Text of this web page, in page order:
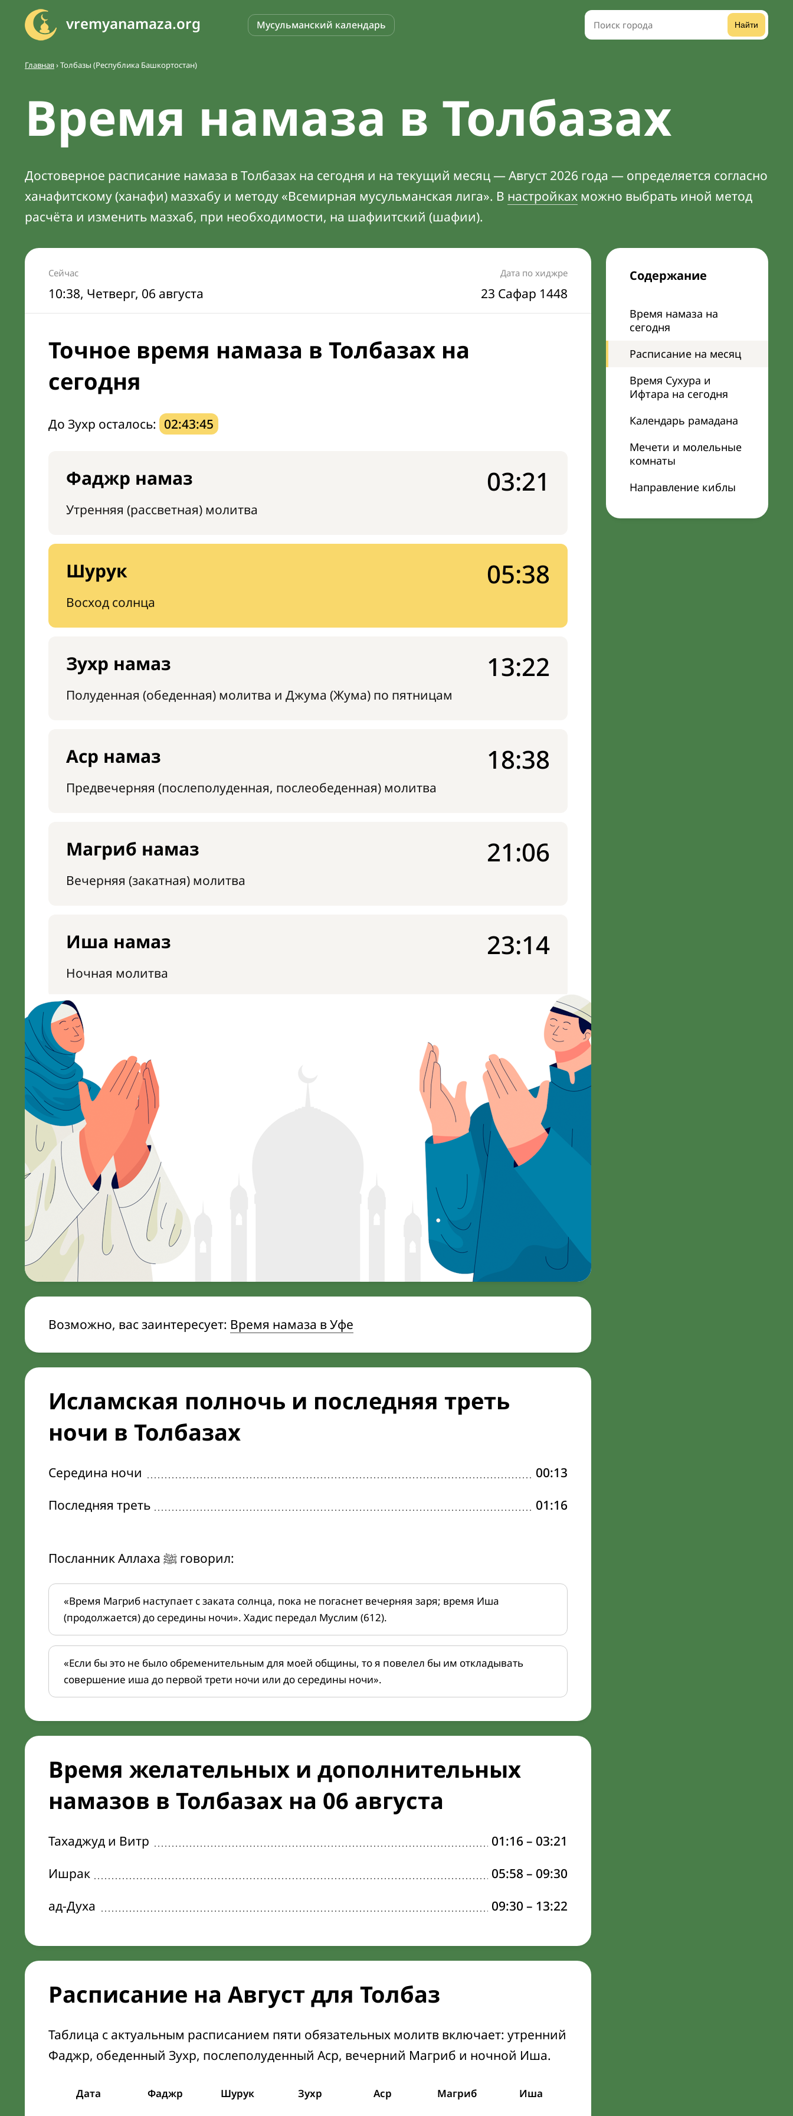
vremyanamaza.org Мусульманский календарь Найти
Главная›Толбазы (Республика Башкортостан)
Время намаза в Толбазах
Достоверное расписание намаза в Толбазах на сегодня и на текущий месяц — Август 2026 года — определяется согласно
ханафитскому (ханафи) мазхабу и методу «Всемирная мусульманская лига». В настройках можно выбрать иной метод
расчёта и изменить мазхаб, при необходимости, на шафиитский (шафии).
Содержание
Время намаза на
сегодня
Расписание на месяц
Время Сухура и
Ифтара на сегодня
Календарь рамадана
Мечети и молельные
комнаты
Направление киблы
Сейчас
10:38, Четверг, 06 августа
Дата по хиджре
23 Сафар 1448
Точное время намаза в Толбазах на
сегодня
До Зухр осталось: 02:43:44
Фаджр намаз
Утренняя (рассветная) молитва
03:21
Шурук
Восход солнца
05:38
Зухр намаз
Полуденная (обеденная) молитва и Джума (Жума) по пятницам
13:22
Аср намаз
Предвечерняя (послеполуденная, послеобеденная) молитва
18:38
Магриб намаз
Вечерняя (закатная) молитва
21:06
Иша намаз
Ночная молитва
23:14
Возможно, вас заинтересует: Время намаза в Уфе
Исламская полночь и последняя треть
ночи в Толбазах
Середина ночи
00:13
Последняя треть
01:16
Посланник Аллаха ﷺ говорил:
«Время Магриб наступает с заката солнца, пока не погаснет вечерняя заря; время Иша
(продолжается) до середины ночи». Хадис передал Муслим (612).
«Если бы это не было обременительным для моей общины, то я повелел бы им откладывать
совершение иша до первой трети ночи или до середины ночи».
Время желательных и дополнительных
намазов в Толбазах на 06 августа
Тахаджуд и Витр 01:16 – 03:21
Ишрак
05:58 – 09:30
ад-Духа
09:30 – 13:22
Расписание на Август для Толбаз
Таблица с актуальным расписанием пяти обязательных молитв включает: утренний
Фаджр, обеденный Зухр, послеполуденный Аср, вечерний Магриб и ночной Иша.
Дата Фаджр Шурук Зухр Аср Магриб Иша